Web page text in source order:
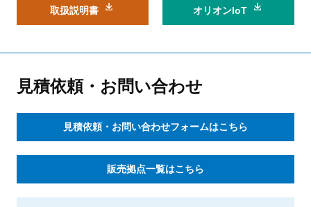
取扱説明書 オリオンIoT
見積依頼・お問い合わせ
見積依頼・お問い合わせフォームはこちら
販売拠点一覧はこちら